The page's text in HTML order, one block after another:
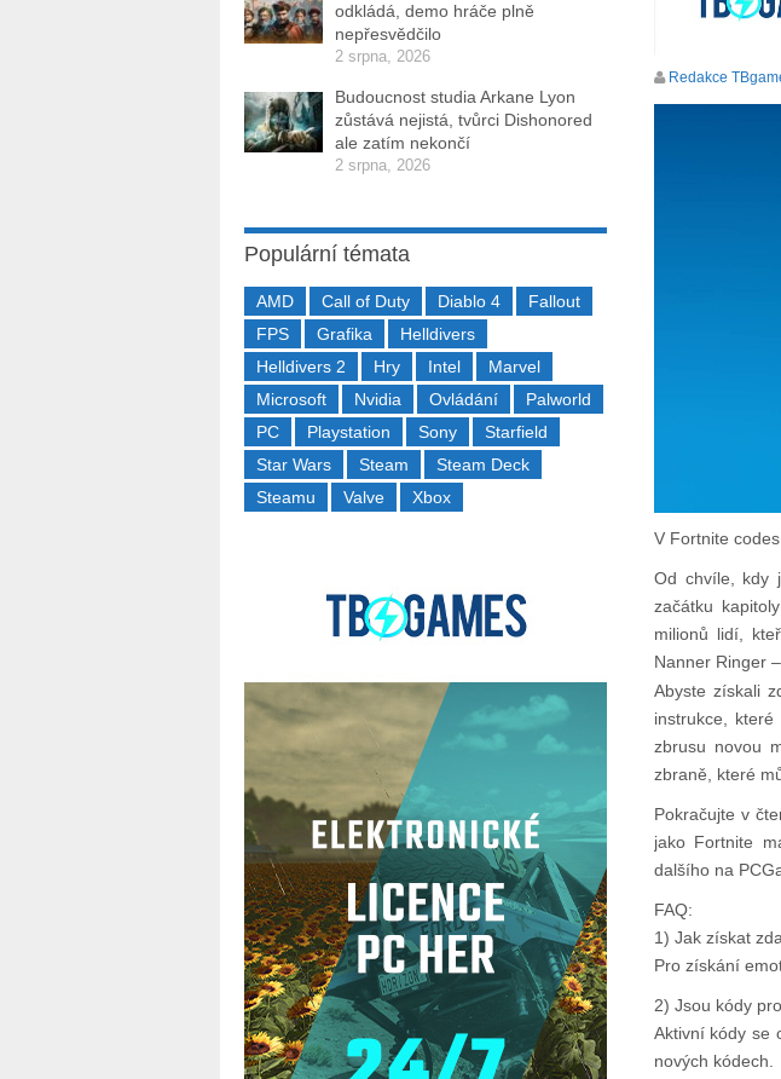
Redakce
V Fortnite
Od chvíle, kdy
začátku
milionů lidí,
Nanner Ringer
Abyste získali
instrukce,
zbrusu novou
zbraně, které
Pokračujte v
jako Fortnite
dalšího na
FAQ:
1) Jak získat
Pro získání
2) Jsou kódy
Aktivní kódy se
nových kódech.
odkládá, demo hráče plně
nepřesvědčilo
2 srpna, 2026
Budoucnost studia Arkane Lyon
zůstává nejistá, tvůrci Dishonored
ale zatím nekončí
2 srpna, 2026
Populární témata
AMD Call of Duty Diablo 4
Fallout
FPS
Grafika
Helldivers
Helldivers 2
Hry Intel
Marvel
Microsoft
Nvidia Ovládání
Palworld
PC
Playstation Sony
Starfield
Star Wars
Steam
Steam Deck
Steamu
Valve Xbox